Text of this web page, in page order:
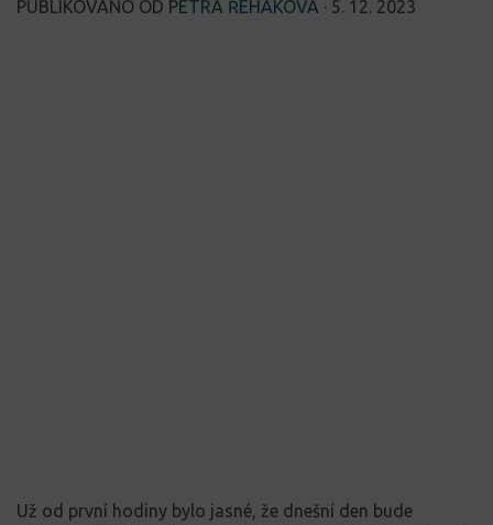
PUBLIKOVÁNO OD PETRA ŘEHÁKOVÁ · 5. 12. 2023
Už od první hodiny bylo jasné, že dnešní den bude